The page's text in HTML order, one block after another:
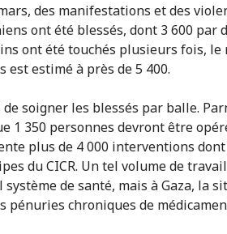
des manifestations et des
ont été blessés, dont 3 600 par
ont été touchés plusieurs fois,
est estimé à près de 5 400.
soigner les blessés par balle.
1 350 personnes devront être
plus de 4 000 interventions
du CICR. Un tel volume de
de santé, mais à Gaza, la
pénuries chroniques de